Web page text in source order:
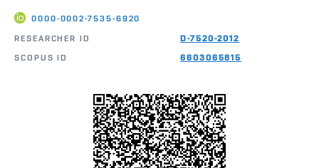
0000-0002-7535-6920
RESEARCHER ID
D-7520-2012
SCOPUS ID
6603065815